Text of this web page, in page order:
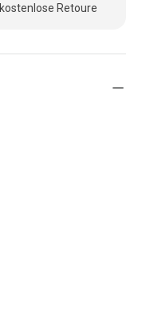
kostenlose Retoure